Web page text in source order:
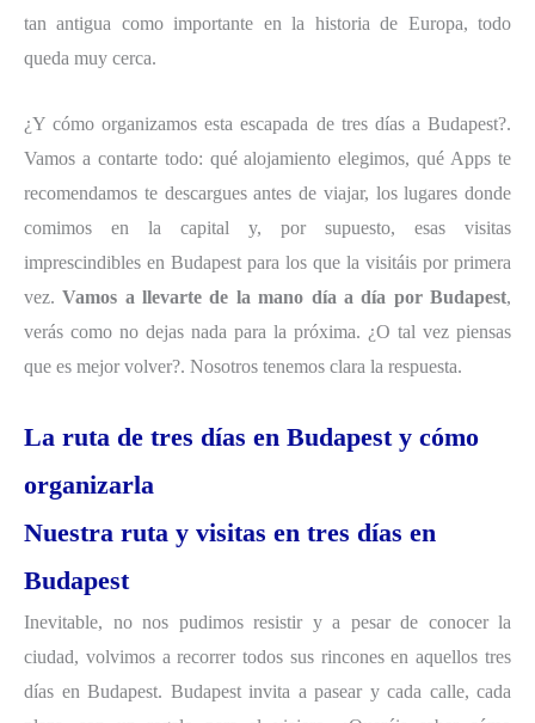
tan antigua como importante en la historia de Europa, todo
queda muy cerca.
¿Y cómo organizamos esta escapada de tres días a Budapest?.
Vamos a contarte todo: qué alojamiento elegimos, qué Apps te
recomendamos te descargues antes de viajar, los lugares donde
comimos en la capital y, por supuesto, esas visitas
imprescindibles en Budapest para los que la visitáis por primera
vez.Vamos a llevarte de la mano día a día por Budapest,
verás como no dejas nada para la próxima. ¿O tal vez piensas
que es mejor volver?. Nosotros tenemos clara la respuesta.
La ruta de tres días en Budapest y cómo
organizarla
Nuestra ruta y visitas en tres días en
Budapest
Inevitable, no nos pudimos resistir y a pesar de conocer la
ciudad, volvimos a recorrer todos sus rincones en aquellos tres
días en Budapest. Budapest invita a pasear y cada calle, cada